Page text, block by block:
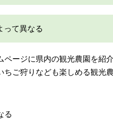
って異なる
ページに県内の観光農園を紹
ちご狩りなども楽しめる観光
る